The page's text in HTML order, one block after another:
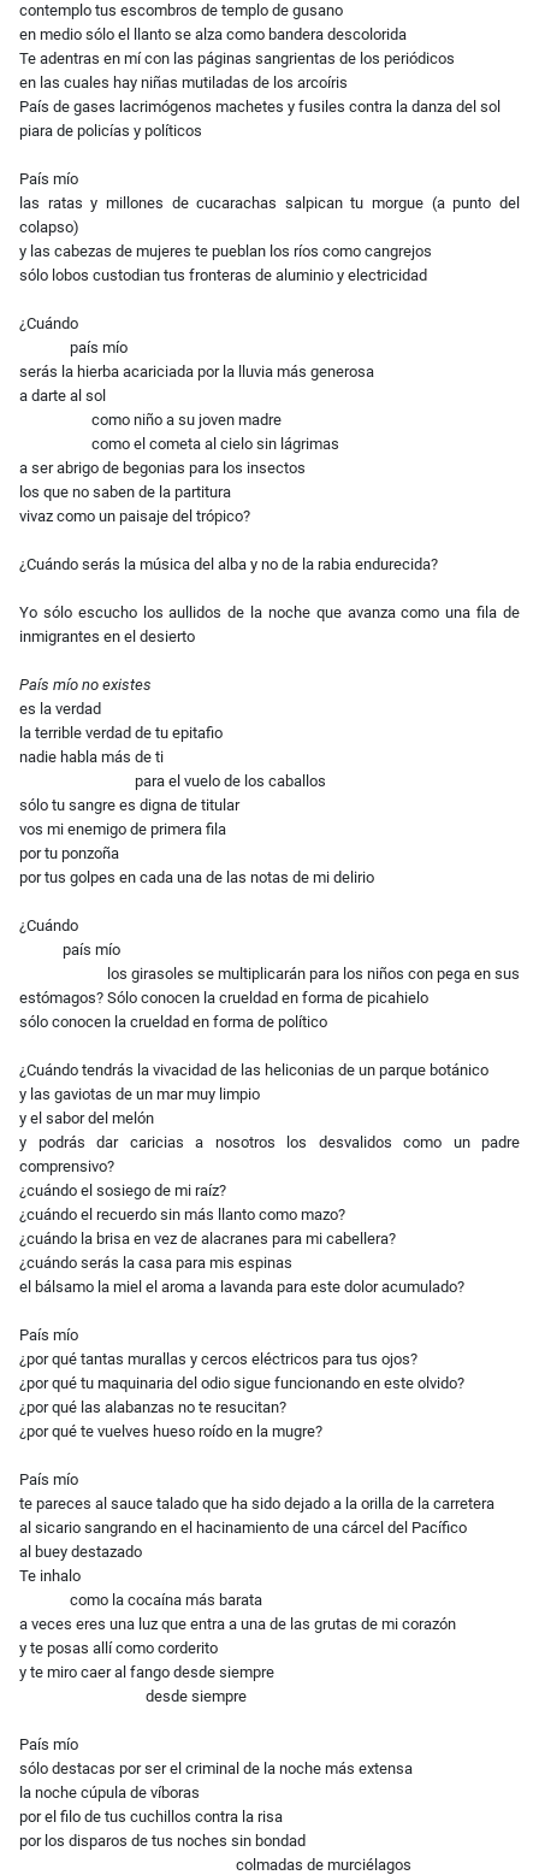
contemplo tus escombros de templo de gusano
en medio sólo el llanto se alza como bandera descolorida
Te adentras en mí con las páginas sangrientas de los periódicos
en las cuales hay niñas mutiladas de los arcoíris
País de gases lacrimógenos machetes y fusiles contra la danza del sol
piara de policías y políticos
País mío
las ratas y millones de cucarachas salpican tu morgue (a punto del
colapso)
y las cabezas de mujeres te pueblan los ríos como cangrejos
sólo lobos custodian tus fronteras de aluminio y electricidad
¿Cuándo
país mío
serás la hierba acariciada por la lluvia más generosa
a darte al sol
como niño a su joven madre
como el cometa al cielo sin lágrimas
a ser abrigo de begonias para los insectos
los que no saben de la partitura
vivaz como un paisaje del trópico?
¿Cuándo serás la música del alba y no de la rabia endurecida?
Yo sólo escucho los aullidos de la noche que avanza como una fila de
inmigrantes en el desierto
País mío no existes
es la verdad
la terrible verdad de tu epitafio
nadie habla más de ti
para el vuelo de los caballos
sólo tu sangre es digna de titular
vos mi enemigo de primera fila
por tu ponzoña
por tus golpes en cada una de las notas de mi delirio
¿Cuándo
país mío
los girasoles se multiplicarán para los niños con pega en sus
estómagos? Sólo conocen la crueldad en forma de picahielo
sólo conocen la crueldad en forma de político
¿Cuándo tendrás la vivacidad de las heliconias de un parque botánico
y las gaviotas de un mar muy limpio
y el sabor del melón
y podrás dar caricias a nosotros los desvalidos como un padre
comprensivo?
¿cuándo el sosiego de mi raíz?
¿cuándo el recuerdo sin más llanto como mazo?
¿cuándo la brisa en vez de alacranes para mi cabellera?
¿cuándo serás la casa para mis espinas
el bálsamo la miel el aroma a lavanda para este dolor acumulado?
País mío
¿por qué tantas murallas y cercos eléctricos para tus ojos?
¿por qué tu maquinaria del odio sigue funcionando en este olvido?
¿por qué las alabanzas no te resucitan?
¿por qué te vuelves hueso roído en la mugre?
País mío
te pareces al sauce talado que ha sido dejado a la orilla de la carretera
al sicario sangrando en el hacinamiento de una cárcel del Pacífico
al buey destazado
Te inhalo
como la cocaína más barata
a veces eres una luz que entra a una de las grutas de mi corazón
y te posas allí como corderito
y te miro caer al fango desde siempre
desde siempre
País mío
sólo destacas por ser el criminal de la noche más extensa
la noche cúpula de víboras
por el filo de tus cuchillos contra la risa
por los disparos de tus noches sin bondad
colmadas de murciélagos